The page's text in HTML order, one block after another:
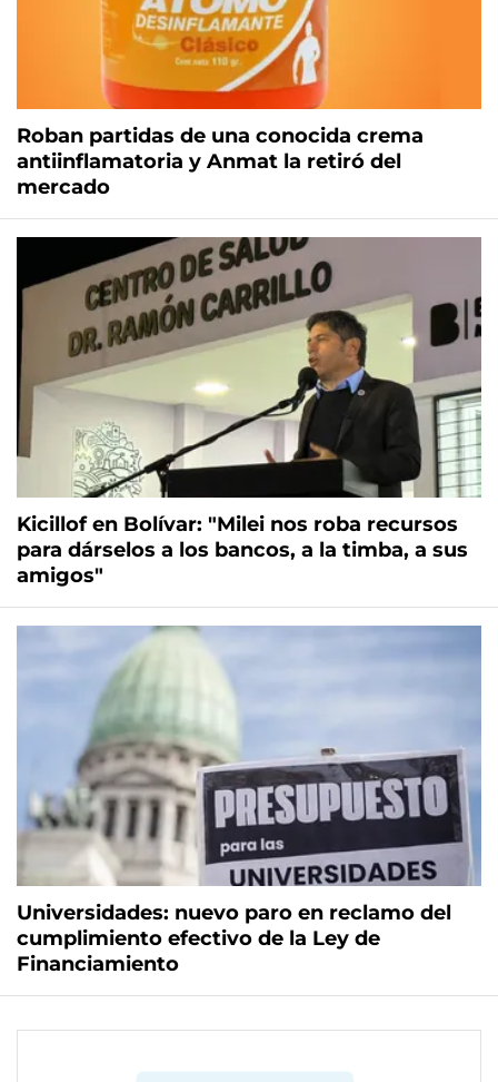
Roban partidas de una conocida crema
antiinflamatoria y Anmat la retiró del
mercado
Kicillof en Bolívar: "Milei nos roba recursos
para dárselos a los bancos, a la timba, a sus
amigos"
Universidades: nuevo paro en reclamo del
cumplimiento efectivo de la Ley de
Financiamiento